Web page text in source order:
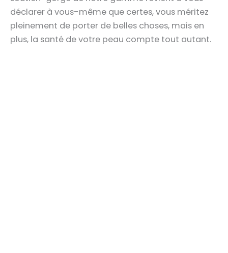
déclarer à vous-même que certes, vous méritez
pleinement de porter de belles choses, mais en
plus, la santé de votre peau compte tout autant.